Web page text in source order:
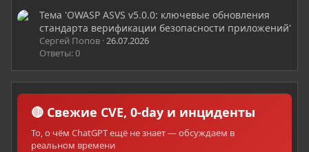
Тема 'OWASP ASVS v5.0.0: ключевые обновления
стандарта верификации безопасности приложений'
Сергей Попов 26.07.2026
Ответы: 0
🔴 Свежие CVE, 0-day и инциденты
То, о чём ChatGPT ещё не знает — обсуждаем в
реальном времени